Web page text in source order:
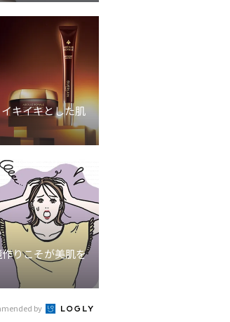
キイキとした肌
りこそが美肌を
by